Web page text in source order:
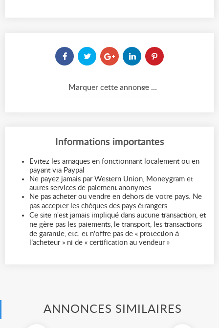
Marquer cette annonce comme...
Informations importantes
Evitez les arnaques en fonctionnant localement ou en
payant via Paypal
Ne payez jamais par Western Union, Moneygram et
autres services de paiement anonymes
Ne pas acheter ou vendre en dehors de votre pays. Ne
pas accepter les chèques des pays étrangers
Ce site n'est jamais impliqué dans aucune transaction, et
ne gère pas les paiements, le transport, les transactions
de garantie, etc. et n'offre pas de « protection à
l’acheteur » ni de « certification au vendeur »
ANNONCES SIMILAIRES